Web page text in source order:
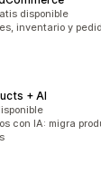
disponible
inventario y
+ AI
con IA: migra